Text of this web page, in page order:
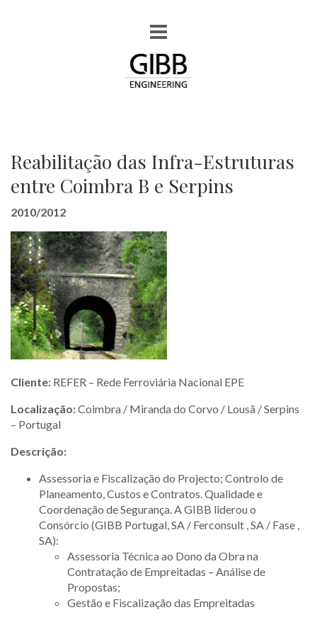
Reabilitação das Infra-Estruturas
entre Coimbra B e Serpins
2010/2012
Cliente: REFER – Rede Ferroviária Nacional EPE
Localização:Coimbra / Miranda do Corvo / Lousã / Serpins
– Portugal
Descrição:
Assessoria e Fiscalização do Projecto; Controlo de
Planeamento, Custos e Contratos. Qualidade e
Coordenação de Segurança. A GIBB liderou o
Consórcio (GIBB Portugal, SA / Ferconsult , SA / Fase ,
SA):
Assessoria Técnica ao Dono da Obra na
Contratação de Empreitadas – Análise de
Propostas;
Gestão e Fiscalização das Empreitadas